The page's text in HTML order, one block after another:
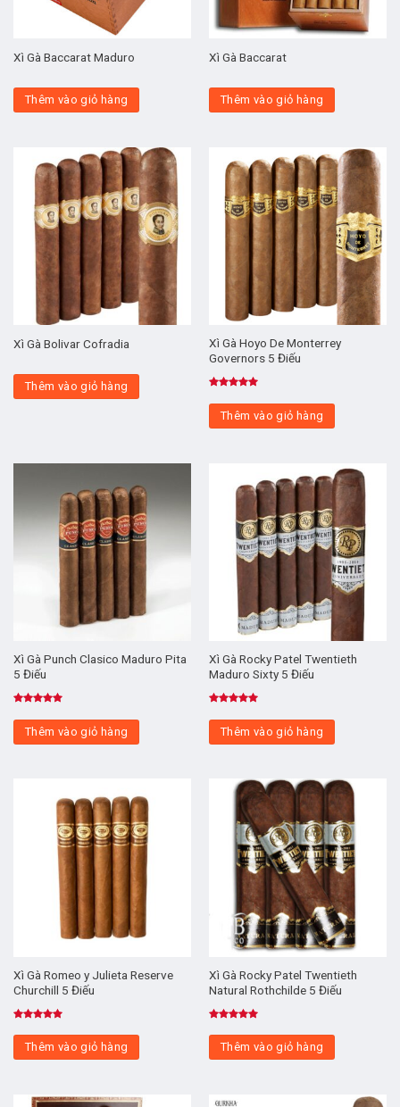
Xì Gà Baccarat Maduro
Thêm vào giỏ hàng
Xì Gà Baccarat
Thêm vào giỏ hàng
Xì Gà Bolivar Cofradia
Thêm vào giỏ hàng
Xì Gà Hoyo De Monterrey
Governors 5 Điếu
hạng5.00
5 sao
Thêm vào giỏ hàng
Xì Gà Punch Clasico Maduro Pita
5 Điếu
hạng5.00
5 sao
Thêm vào giỏ hàng
Xì Gà Rocky Patel Twentieth
Maduro Sixty 5 Điếu
hạng5.00
5 sao
Thêm vào giỏ hàng
Xì Gà Romeo y Julieta Reserve
Churchill 5 Điếu
hạng
5 sao
Thêm vào giỏ hàng
Xì Gà Rocky Patel Twentieth
Natural Rothchilde 5 Điếu
hạng
5 sao
Thêm vào giỏ hàng